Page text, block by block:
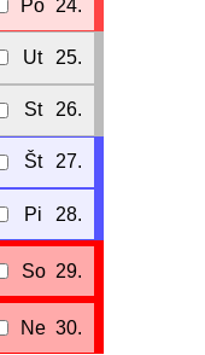
Po 24.
Ut 25.
St 26.
Št 27.
Pi 28.
So 29.
Ne 30.